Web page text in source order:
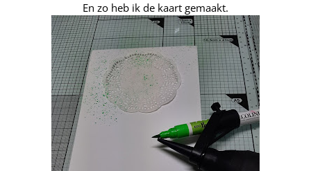
En zo heb ik de kaart gemaakt.